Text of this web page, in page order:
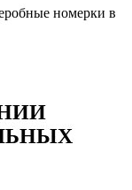
номерки в